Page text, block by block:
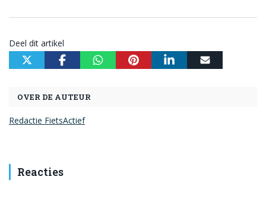
Deel dit artikel
OVER DE AUTEUR
Redactie FietsActief
Reacties